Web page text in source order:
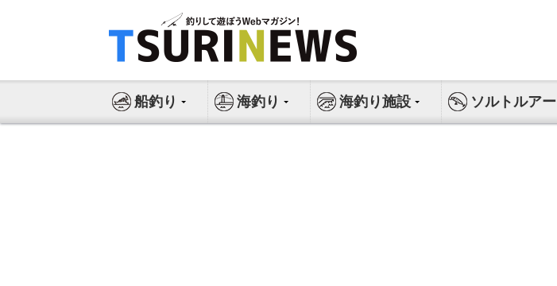
ス
船釣り 海釣り 海釣り施設 ソルトルアー